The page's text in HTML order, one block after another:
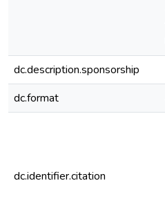
dc.description.sponsorship
dc.format
dc.identifier.citation